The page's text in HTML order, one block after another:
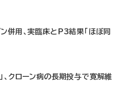
併用、実臨床とP3結果「ほぼ同
、クローン病の長期投与で寛解維